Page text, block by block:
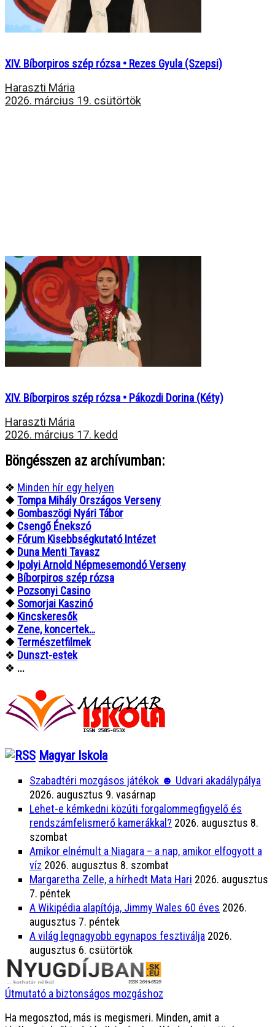
XIV. Bíborpiros szép rózsa • Rezes Gyula (Szepsi)
Haraszti Mária
2026. március 19. csütörtök
XIV. Bíborpiros szép rózsa • Pákozdi Dorina (Kéty)
Haraszti Mária
2026. március 17. kedd
Böngésszen az archívumban:
❖ Minden hír egy helyen
❖Tompa Mihály Országos Verseny
❖ Gombaszögi Nyári Tábor
❖ Csengő Énekszó
❖ Fórum Kisebbségkutató Intézet
❖ Duna Menti Tavasz
❖ Ipolyi Arnold Népmesemondó Verseny
❖ Bíborpiros szép rózsa
❖ Pozsonyi Casino
❖ Somorjai Kaszinó
❖ Kincskeresők
❖ Zene, koncertek…
❖Természetfilmek
❖ Dunszt-estek
❖ ...
Magyar Iskola
Szabadtéri mozgásos játékok ☻ Udvari akadálypálya
2026. augusztus 9. vasárnap
Lehet-e kémkedni közúti forgalommegfigyelő és
rendszámfelismerő kamerákkal? 2026. augusztus 8.
szombat
Amikor elnémult a Niagara – a nap, amikor elfogyott a
víz 2026. augusztus 8. szombat
Margaretha Zelle, a hírhedt Mata Hari 2026. augusztus
7. péntek
A Wikipédia alapítója, Jimmy Wales 60 éves 2026.
augusztus 7. péntek
A világ legnagyobb egynapos fesztiválja 2026.
augusztus 6. csütörtök
Útmutató a biztonságos mozgáshoz
Ha megosztod, más is megismeri. Minden, amit a